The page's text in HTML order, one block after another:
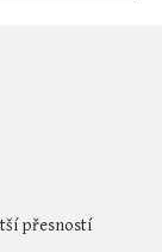
přesností